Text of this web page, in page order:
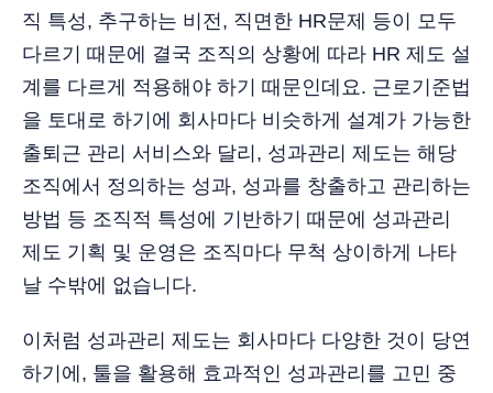
직 특성, 추구하는 비전, 직면한 HR문제 등이 모두
다르기 때문에 결국 조직의 상황에 따라 HR 제도 설
계를 다르게 적용해야 하기 때문인데요. 근로기준법
을 토대로 하기에 회사마다 비슷하게 설계가 가능한
출퇴근 관리 서비스와 달리, 성과관리 제도는 해당
조직에서 정의하는 성과, 성과를 창출하고 관리하는
방법 등 조직적 특성에 기반하기 때문에 성과관리
제도 기획 및 운영은 조직마다 무척 상이하게 나타
날 수밖에 없습니다.
이처럼 성과관리 제도는 회사마다 다양한 것이 당연
하기에, 툴을 활용해 효과적인 성과관리를 고민 중